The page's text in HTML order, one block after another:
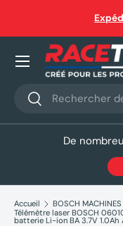
Aller au contenu
Recherche
Rechercher
Nos produits
De
Accueil
BOSCH MACHINES
Télémètre laser BOSCH
batterie Li-ion BA 3.7V 1.0Ah